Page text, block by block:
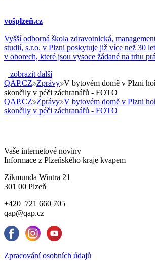
vošplzeň.cz
Vyšší odborná škola zdravotnická,
studií, s.r.o. v Plzni poskytuje již více než 30
v oborech, které jsou vysoce žádané na trhu
zobrazit další
QAP.CZ Zprávy V bytovém domě v Plzni
skončily v péči záchranářů - FOTO
QAP.CZ Zprávy V bytovém domě v Plzni
skončily v péči záchranářů - FOTO
Vaše internetové noviny
Informace z Plzeňského kraje kvapem
Zikmunda Wintra 21
301 00 Plzeň
+420 721 660 705
qap@qap.cz
Zpracování osobních údajů